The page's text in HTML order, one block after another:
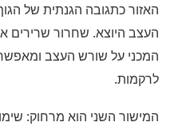
האזור כתגובה הגנתית של
העצב היוצא. שחרור
המכני על שורש העצב
לרקמות.
המישור השני הוא מרחוק: